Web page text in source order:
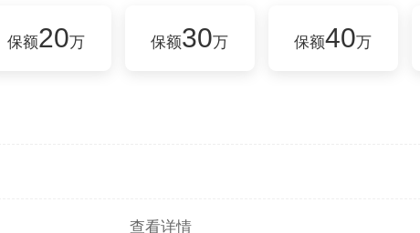
保额20万 保额30万 保额40万
查看详情